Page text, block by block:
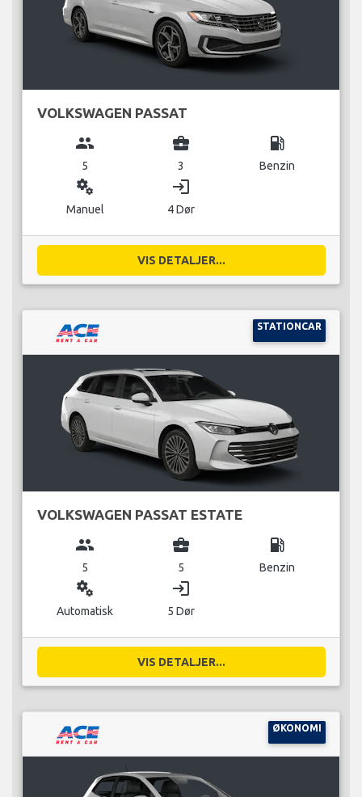
VOLKSWAGEN PASSAT
group
5
business_center
3
local_gas_station
Benzin
miscellaneous_services
Manuel
login
4 Dør
VIS DETALJER...
STATIONCAR
VOLKSWAGEN PASSAT ESTATE
group
5
business_center
5
local_gas_station
Benzin
miscellaneous_services
Automatisk
login
5 Dør
VIS DETALJER...
ØKONOMI